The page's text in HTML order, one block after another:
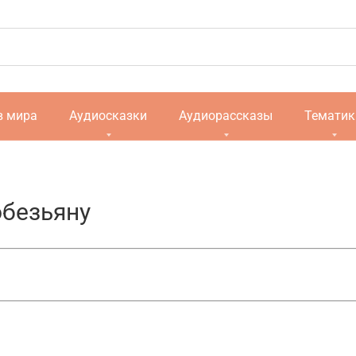
мира Аудиосказки Аудиорассказы